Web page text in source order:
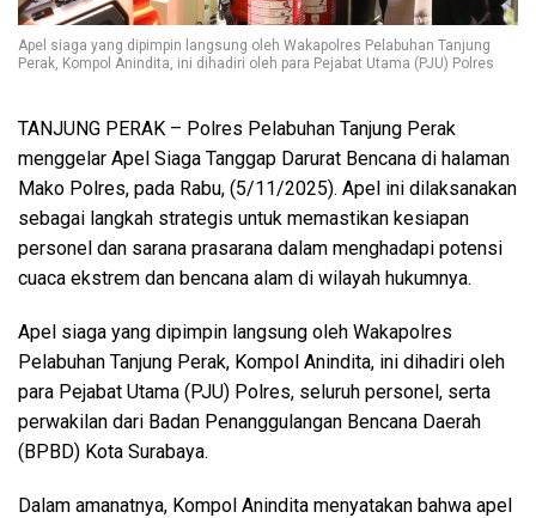
Apel siaga yang dipimpin langsung oleh Wakapolres Pelabuhan Tanjung
Perak, Kompol Anindita, ini dihadiri oleh para Pejabat Utama (PJU) Polres
TANJUNG PERAK – Polres Pelabuhan Tanjung Perak
menggelar Apel Siaga Tanggap Darurat Bencana di halaman
Mako Polres, pada Rabu, (5/11/2025). Apel ini dilaksanakan
sebagai langkah strategis untuk memastikan kesiapan
personel dan sarana prasarana dalam menghadapi potensi
cuaca ekstrem dan bencana alam di wilayah hukumnya.
Apel siaga yang dipimpin langsung oleh Wakapolres
Pelabuhan Tanjung Perak, Kompol Anindita, ini dihadiri oleh
para Pejabat Utama (PJU) Polres, seluruh personel, serta
perwakilan dari Badan Penanggulangan Bencana Daerah
(BPBD) Kota Surabaya.
Dalam amanatnya, Kompol Anindita menyatakan bahwa apel